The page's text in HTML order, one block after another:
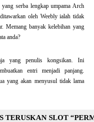
serba lengkap umpama Arch
oleh Weebly ialah tidak
Memang banyak kelebihan yang
anda?
yang penulis kongsikan. Ini
entri menjadi panjang.
yang akan menyusul tidak lama
TERUSKAN SLOT